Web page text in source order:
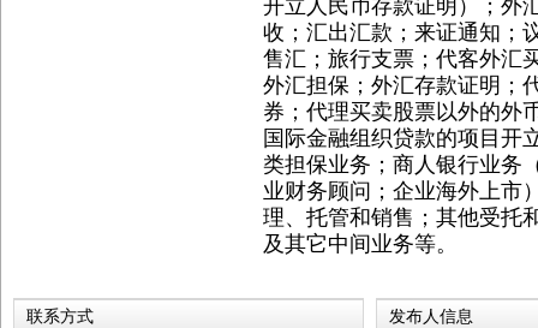
开立人民币存款证明）；外
收；汇出汇款；来证通知；
售汇；旅行支票；代客外汇
外汇担保；外汇存款证明；
券；代理买卖股票以外的外
国际金融组织贷款的项目开
类担保业务；商人银行业务
业财务顾问；企业海外上市
理、托管和销售；其他受托
及其它中间业务等。
联系方式 发布人信息